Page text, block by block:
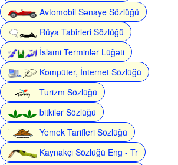
Avtomobil Sənaye Sözlüğü
Rüya Tabirleri Sözlüğü
İslami Terminlər Lüğəti
Kompüter, İnternet Sözlüğü
Turizm Sözlüğü
bitkilər Sözlüğü
Yemek Tarifleri Sözlüğü
Kaynakçı Sözlüğü Eng - Tr